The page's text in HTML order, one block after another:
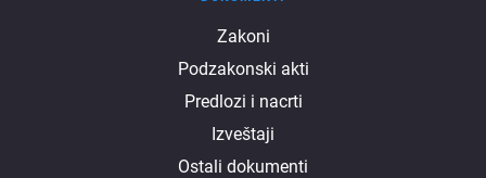
Zakoni
Podzakonski akti
Predlozi i nacrti
Izveštaji
Ostali dokumenti